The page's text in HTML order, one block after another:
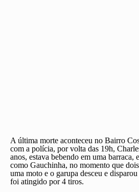
A última morte aconteceu no Bairro
com a polícia, por volta das 19h,
anos, estava bebendo em uma barraca,
como Gauchinha, no momento que
uma moto e o garupa desceu e
foi atingido por 4 tiros.